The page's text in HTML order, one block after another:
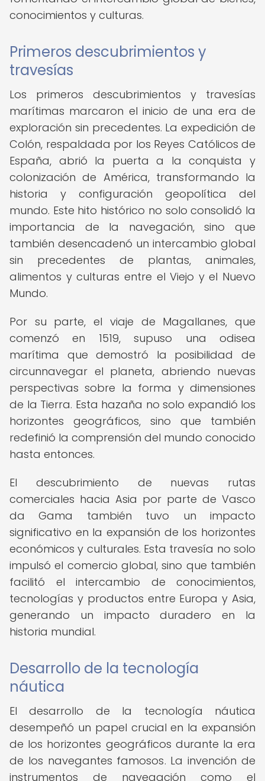
conocimientos y culturas.
Primeros descubrimientos y
travesías
Los primeros descubrimientos y travesías
marítimas marcaron el inicio de una era de
exploración sin precedentes. La expedición de
Colón, respaldada por los Reyes Católicos de
España, abrió la puerta a la conquista y
colonización de América, transformando la
historia y configuración geopolítica del
mundo. Este hito histórico no solo consolidó la
importancia de la navegación, sino que
también desencadenó un intercambio global
sin precedentes de plantas, animales,
alimentos y culturas entre el Viejo y el Nuevo
Mundo.
Por su parte, el viaje de Magallanes, que
comenzó en 1519, supuso una odisea
marítima que demostró la posibilidad de
circunnavegar el planeta, abriendo nuevas
perspectivas sobre la forma y dimensiones
de la Tierra. Esta hazaña no solo expandió los
horizontes geográficos, sino que también
redefinió la comprensión del mundo conocido
hasta entonces.
El descubrimiento de nuevas rutas
comerciales hacia Asia por parte de Vasco
da Gama también tuvo un impacto
significativo en la expansión de los horizontes
económicos y culturales. Esta travesía no solo
impulsó el comercio global, sino que también
facilitó el intercambio de conocimientos,
tecnologías y productos entre Europa y Asia,
generando un impacto duradero en la
historia mundial.
Desarrollo de la tecnología
náutica
El desarrollo de la tecnología náutica
desempeñó un papel crucial en la expansión
de los horizontes geográficos durante la era
de los navegantes famosos. La invención de
instrumentos de navegación como el